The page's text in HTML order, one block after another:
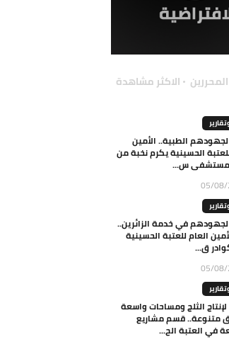
المحررين الاكثر مشاهدة
لجهودهم الطبية.. الأمين
الحسينية يكرم نخبة من
مستشفى س...
05/
لجهودهم في خدمة الزائرين..
العام للعتبة الحسينية
ق...
05/
الثلج ومساحات واسعة
متنوعة.. قسم مشاريع
في العتبة الح...